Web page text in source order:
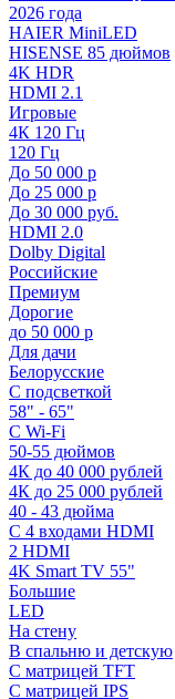
2026 года
HAIER MiniLED
HISENSE 85 дюймов
4K HDR
HDMI 2.1
Игровые
4К 120 Гц
120 Гц
До 50 000 р
До 25 000 р
До 30 000 руб.
HDMI 2.0
Dolby Digital
Российские
Премиум
Дорогие
до 50 000 р
Для дачи
Белорусские
С подсветкой
58" - 65"
С Wi-Fi
50-55 дюймов
4К до 40 000 рублей
4К до 25 000 рублей
40 - 43 дюйма
С 4 входами HDMI
2 HDMI
4K Smart TV 55"
Большие
LED
На стену
В спальню и детскую
С матрицей TFT
С матрицей IPS